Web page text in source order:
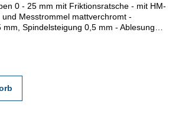
0 - 25 mm mit Friktionsratsche - mit HM-
und Messtrommel mattverchromt -
Spindelsteigung 0,5 mm - Ablesung
0 - 25 mm